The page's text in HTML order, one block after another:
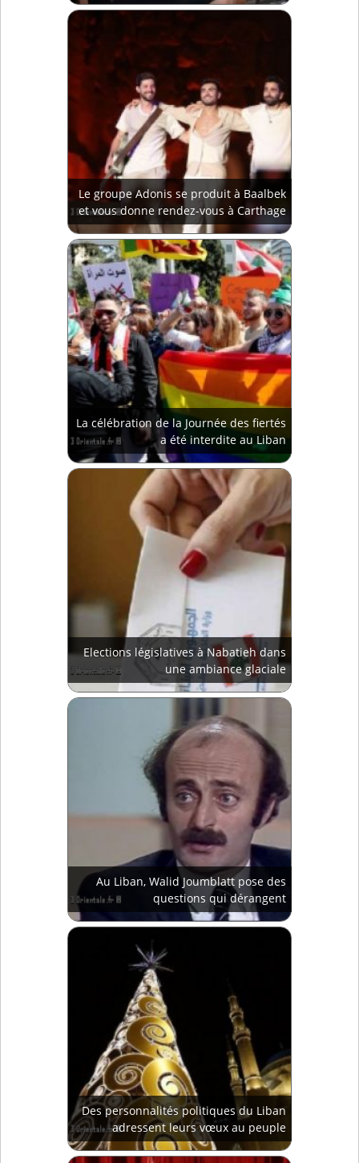
Le groupe Adonis se produit à Baalbek
et vous donne rendez-vous à Carthage
La célébration de la Journée des fiertés
a été interdite au Liban
Elections législatives à Nabatieh dans
une ambiance glaciale
Au Liban, Walid Joumblatt pose des
questions qui dérangent
Des personnalités politiques du Liban
adressent leurs vœux au peuple